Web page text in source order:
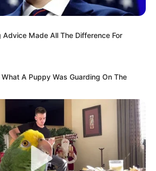
Advice Made All The Difference For
A Puppy Was Guarding On The